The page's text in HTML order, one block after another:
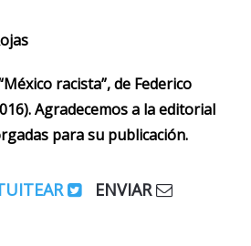
racista”, de Federico
Agradecemos a la editorial
para su publicación.
ENVIAR